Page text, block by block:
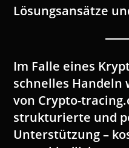
Lösungsansätze
Im Falle eines
schnelles Handeln
von Crypto-
strukturierte und
Unterstützung –